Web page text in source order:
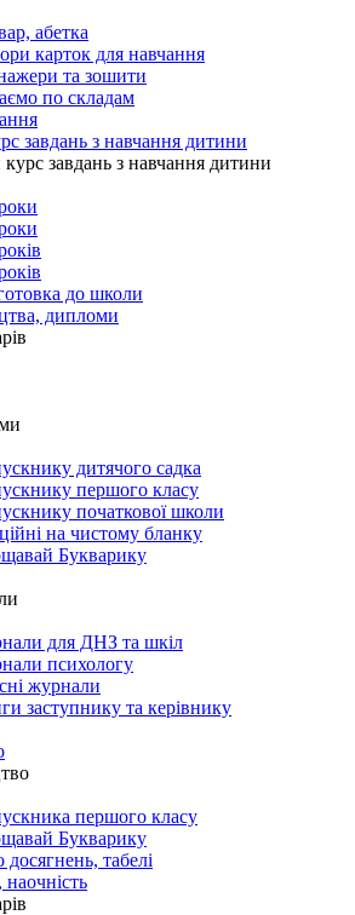
абетка
карток для навчання
та зошити
по складам
завдань з навчання дитини
курс завдань з навчання дитини
до школи
дипломи
дитячого садка
першого класу
початкової школи
на чистому бланку
Букварику
для ДНЗ та шкіл
психологу
журнали
заступнику та керівнику
першого класу
Букварику
досягнень, табелі